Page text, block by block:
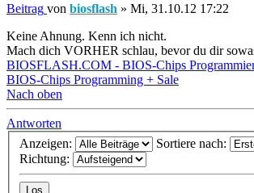
Beitrag von biosflash » Mi, 31.10.12 17:22
Keine Ahnung. Kenn ich nicht.
Mach dich VORHER schlau, bevor du dir
BIOSFLASH.COM - BIOS-Chips
BIOS-Chips Programming + Sale
Nach oben
Antworten
Anzeigen:
Sortiere nach:
Richtung: